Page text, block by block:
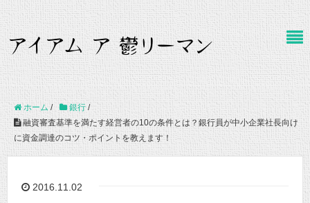
ホーム / 銀行 /
融資審査基準を満たす経営者の10の条件とは？銀行員が中小企業社長向け
に資金調達のコツ・ポイントを教えます！
2016.11.02